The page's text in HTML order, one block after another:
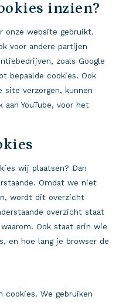
inzien?
onze website gebruikt.
voor andere partijen
zoals Google
bepaalde cookies. Ook
verzorgen, kunnen
aan YouTube, voor het
wij plaatsen? Dan
Omdat we niet
wordt dit overzicht
overzicht staat
Ook staat erin wie
en hoe lang je browser de
cookies. We gebruiken